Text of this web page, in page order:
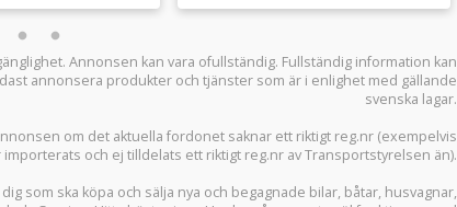
Annonsen kan vara ofullständig. Fullständig information kan
annonsera produkter och tjänster som är i enlighet med gällande
svenska lagar.
om det aktuella fordonet saknar ett riktigt reg.nr (exempelvis
och ej tilldelats ett riktigt reg.nr av Transportstyrelsen än).
som ska köpa och sälja nya och begagnade bilar, båtar, husvagnar,